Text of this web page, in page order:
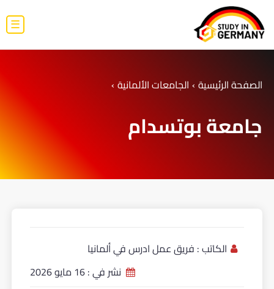
☰
الصفحة الرئيسية › الجامعات الألمانية ›
جامعة بوتسدام
الكاتب : فريق عمل ادرس في ألمانيا
نشر في :16 مايو 2026